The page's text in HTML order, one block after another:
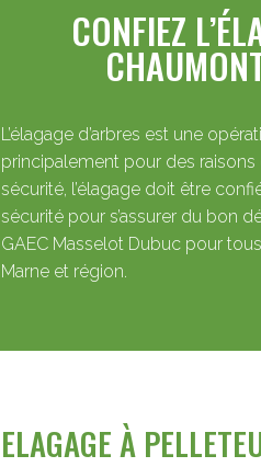
CONFIEZ
L’élagage d’arbres est une
principalement pour des raisons
sécurité, l’élagage doit être
sécurité pour s’assurer du bon
GAEC Masselot Dubuc pour
Marne et région.
ELAGAGE À